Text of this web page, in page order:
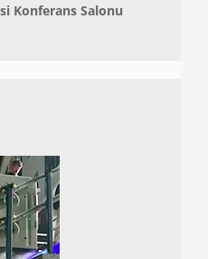
Konferans Salonu